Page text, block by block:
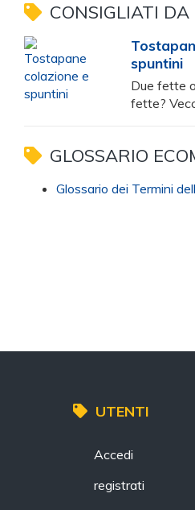
CONSIGLIATI DA
spuntini
Due fette
fette?
GLOSSARIO
Glossario dei Termini
UTENTI
Accedi
registrati